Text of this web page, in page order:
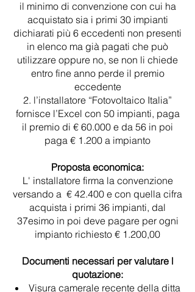
il minimo di convenzione con cui ha
acquistato sia i primi 30 impianti
dichiarati più 6 eccedenti non presenti
in elenco ma già pagati che può
utilizzare oppure no, se non li chiede
entro fine anno perde il premio
eccedente
l’installatore “Fotovoltaico Italia”
fornisce l’Excel con 50 impianti, paga
il premio di € 60.000 e da 56 in poi
paga € 1.200 a impianto
Proposta economica:
L' installatore firma la convenzione
versando a € 42.400 e con quella cifra
acquista i primi 36 impianti, dal
37esimo in poi deve pagare per ogni
impianto richiesto € 1.200,00
Documenti necessari per valutare l
quotazione:
Visura camerale recente della ditta